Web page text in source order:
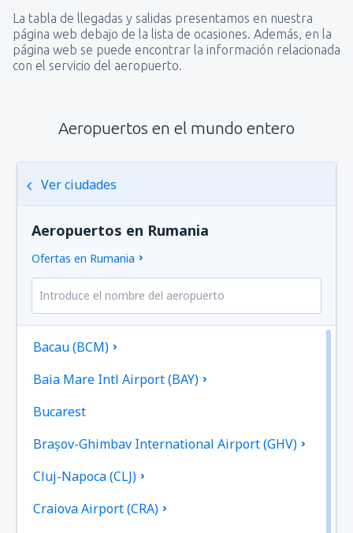
La tabla de llegadas y salidas presentamos en nuestra
página web debajo de la lista de ocasiones. Además, en la
página web se puede encontrar la información relacionada
con el servicio del aeropuerto.
Aeropuertos en el mundo entero
Ver ciudades
Aeropuertos en Rumania
Ofertas en Rumania
Bacau (BCM)
Baia Mare Intl Airport (BAY)
Bucarest
Brașov-Ghimbav International Airport (GHV)
Cluj-Napoca (CLJ)
Craiova Airport (CRA)